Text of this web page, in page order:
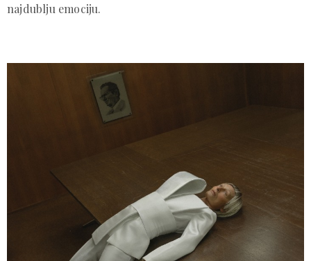
najdublju emociju.